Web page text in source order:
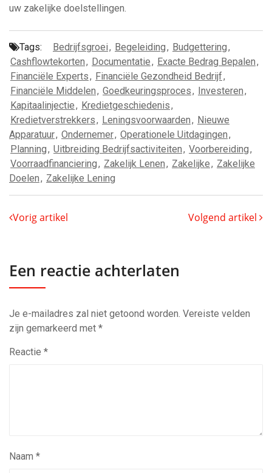
uw zakelijke doelstellingen.
Tags: Bedrijfsgroei, Begeleiding, Budgettering,
Cashflowtekorten, Documentatie, Exacte Bedrag Bepalen,
Financiële Experts, Financiële Gezondheid Bedrijf,
Financiële Middelen, Goedkeuringsproces, Investeren,
Kapitaalinjectie, Kredietgeschiedenis,
Kredietverstrekkers, Leningsvoorwaarden, Nieuwe
Apparatuur, Ondernemer, Operationele Uitdagingen,
Planning, Uitbreiding Bedrijfsactiviteiten, Voorbereiding,
Voorraadfinanciering, Zakelijk Lenen, Zakelijke, Zakelijke
Doelen, Zakelijke Lening
Vorig artikel Volgend artikel
Een reactie achterlaten
Je e-mailadres zal niet getoond worden. Vereiste velden
zijn gemarkeerd met *
Reactie *
Naam *